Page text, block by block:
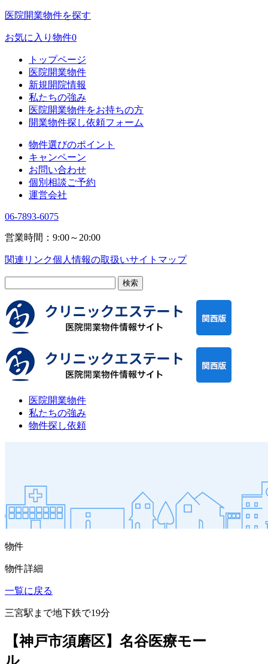
医院開業物件を探す
お気に入り物件0
トップページ
医院開業物件
新規開院情報
私たちの強み
医院開業物件をお持ちの方
開業物件探し依頼フォーム
物件選びのポイント
キャンペーン
お問い合わせ
個別相談ご予約
運営会社
06-7893-6075
営業時間：9:00～20:00
関連リンク個人情報の取扱いサイトマップ
医院開業物件
私たちの強み
物件探し依頼
物件
物件詳細
一覧に戻る
三宮駅まで地下鉄で19分
【神戸市須磨区】名谷医療モー
ル